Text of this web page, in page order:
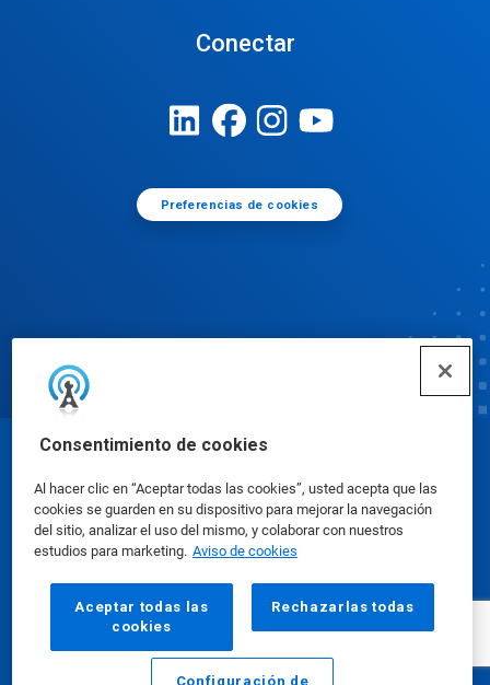
Consentimiento de cookies
Al hacer clic en “Aceptar todas las cookies”, usted acepta que las
cookies se guarden en su dispositivo para mejorar la navegación
del sitio, analizar el uso del mismo, y colaborar con nuestros
estudios para marketing. Aviso de cookies
Aceptar todas las
cookies
Rechazarlas todas
Configuración de
Conectar
Preferencias de cookies
Hojas de datos de seguridad|Política de privacidad
|condiciones de uso